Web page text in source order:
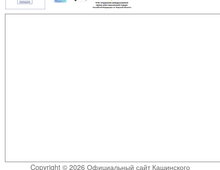
Copyright © 2026 Официальный сайт Кашинского